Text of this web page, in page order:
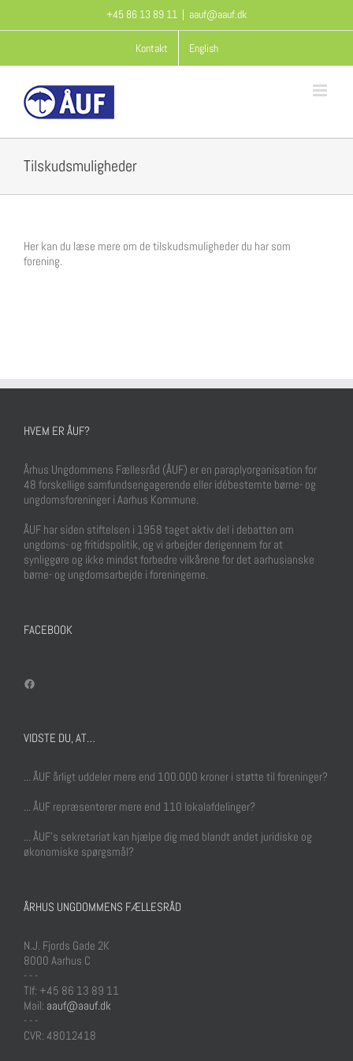
+45 86 13 89 11 aauf@aauf.dk
Kontakt English
Tilskudsmuligheder
Her kan du læse mere om de tilskudsmuligheder du har som
forening.
HVEM ER ÅUF?
Århus Ungdommens Fællesråd (ÅUF) er en paraplyorganisation for
48 forskellige samfundsengagerende eller idébestemte børne- og
ungdomsforeninger i Aarhus Kommune.
ÅUF har siden stiftelsen i 1958 taget aktiv del i debatten om
ungdoms- og fritidspolitik, og vi arbejder derigennem for at
synliggøre og ikke mindst forbedre vilkårene for det aarhusianske
børne- og ungdomsarbejde i foreningerne.
FACEBOOK
VIDSTE DU, AT…
... ÅUF årligt uddeler mere end 100.000 kroner i støtte til foreninger?
... ÅUF repræsenterer mere end 110 lokalafdelinger?
... ÅUF's sekretariat kan hjælpe dig med blandt andet juridiske og
økonomiske spørgsmål?
ÅRHUS UNGDOMMENS FÆLLESRÅD
N.J. Fjords Gade 2K
8000 Aarhus C
- - -
Tlf: +45 86 13 89 11
Mail: aauf@aauf.dk
- - -
CVR: 48012418